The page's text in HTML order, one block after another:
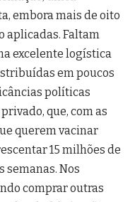
embora mais de oito
aplicadas. Faltam
excelente logística
em poucos
políticas
que, com as
querem vacinar
15 milhões de
semanas. Nos
comprar outras